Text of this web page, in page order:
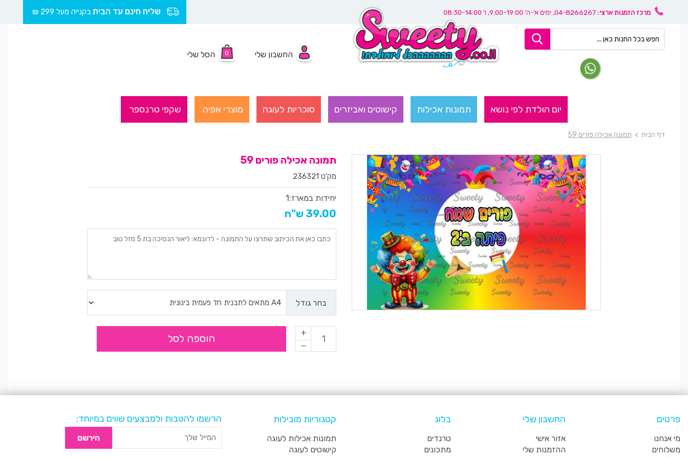
מרכז הזמנות ארצי: 04-8266267, ימים א'-ה' 9:00-19:00, ו’ 08:30-14:00 שליח חינם עד הבית בקנייה מעל 299 ₪
החשבון שלי 0 הסל שלי
יום הולדת לפי נושא תמונות אכילות קישוטים ואביזרים סוכריות לעוגה מוצרי אפיה שקפי טרנספר
דף הבית > תמונה אכילה פורים 59
תמונה אכילה פורים 59
מק'ט 236321
יחידות במארז:1
39.00 ש"ח
בחר גודל
הוספה לסל
פרטים
מי אנחנו
משלוחים
החשבון שלי
אזור אישי
ההזמנות שלי
בלוג
טרנדים
מתכונים
קטגוריות מובילות
תמונות אכילות לעוגה
קישוטים לעוגה
הרשמו להטבות ולמבצעים שווים במיוחד:
הירשם